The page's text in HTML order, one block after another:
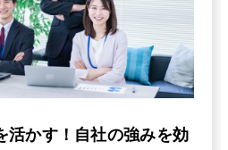
活かす！自社の強みを効